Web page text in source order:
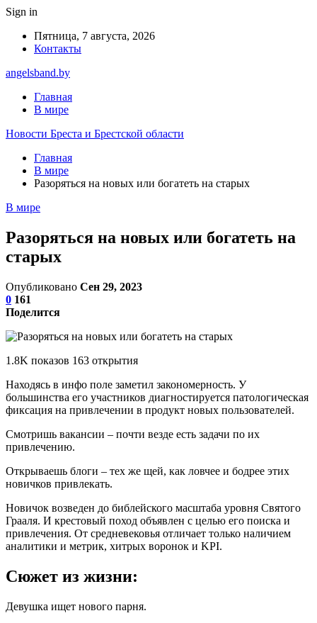
Sign in
Пятница, 7 августа, 2026
Контакты
angelsband.by
Главная
В мире
Новости Бреста и Брестской области
Главная
В мире
Разоряться на новых или богатеть на старых
В мире
Разоряться на новых или богатеть на
старых
Опубликовано Сен 29, 2023
0 161
Поделится
1.8K показов 163 открытия
Находясь в инфо поле заметил закономерность. У
большинства его участников диагностируется патологическая
фиксация на привлечении в продукт новых пользователей.
Смотришь вакансии – почти везде есть задачи по их
привлечению.
Открываешь блоги – тех же щей, как ловчее и бодрее этих
новичков привлекать.
Новичок возведен до библейского масштаба уровня Святого
Грааля. И крестовый поход объявлен с целью его поиска и
привлечения. От средневековья отличает только наличием
аналитики и метрик, хитрых воронок и KPI.
Сюжет из жизни:
Девушка ищет нового парня.